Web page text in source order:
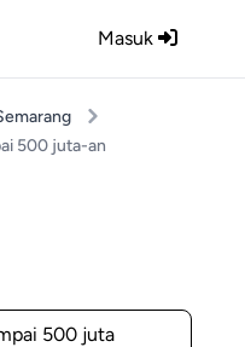
Masuk
500 juta-an
500 juta